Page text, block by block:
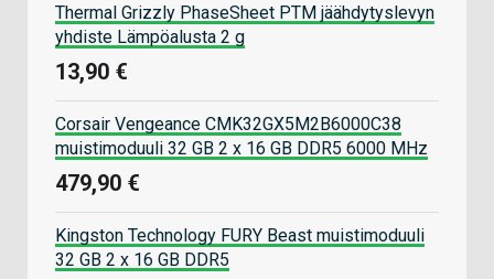
Thermal Grizzly PhaseSheet PTM jäähdytyslevyn
yhdiste Lämpöalusta 2 g
13,90 €
Corsair Vengeance CMK32GX5M2B6000C38
muistimoduuli 32 GB 2 x 16 GB DDR5 6000 MHz
479,90 €
Kingston Technology FURY Beast muistimoduuli
32 GB 2 x 16 GB DDR5